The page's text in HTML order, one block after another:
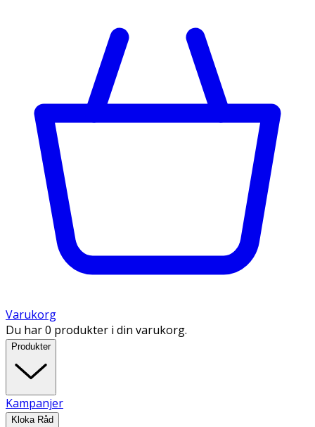
Varukorg
Du har 0 produkter i din varukorg.
Produkter
Kampanjer
Kloka Råd